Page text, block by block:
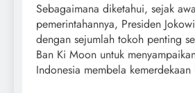
Sebagaimana diketahui, sejak
pemerintahannya, Presiden
dengan sejumlah tokoh penting
Ban Ki Moon untuk
Indonesia membela kemerdekaan